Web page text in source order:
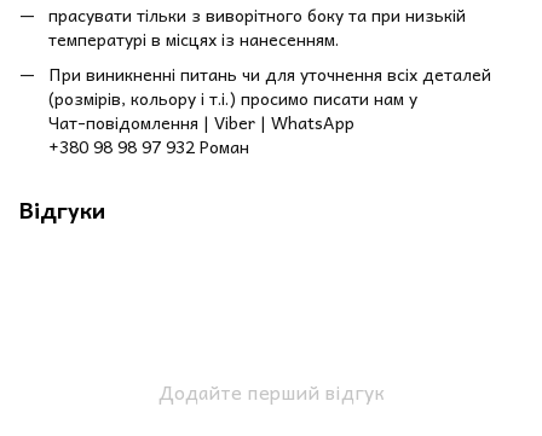
прасувати тільки з виворітного боку та при низькій
температурі в місцях із нанесенням.
При виникненні питань чи для уточнення всіх деталей
(розмірів, кольору і т.і.) просимо писати нам у
Чат-повідомлення | Viber | WhatsApp
+380 98 98 97 932 Роман
Відгуки
Додайте перший відгук